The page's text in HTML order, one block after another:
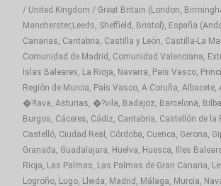
/ United Kingdom / Great Britain (London,
Mancherster,Leeds, Sheffield, Bristol), España
Canarias, Cantabria, Castilla y León, Castilla-La
Comunidad de Madrid, Comunidad Valenciana,
Islas Baleares, La Rioja, Navarra, País Vasco,
Región de Murcia, País Vasco, A Coruña, Albacete,
�?lava, Asturias, �?vila, Badajoz, Barcelona,
Burgos, Cáceres, Cádiz, Cantabria, Castellón de la
Castelló, Ciudad Real, Córdoba, Cuenca, Gerona,
Granada, Guadalajara, Huelva, Huesca, Illes
Rioja, Las Palmas, Las Palmas de Gran Canaria,
Logroño, Lugo, Lleida, Madrid, Málaga, Murcia,